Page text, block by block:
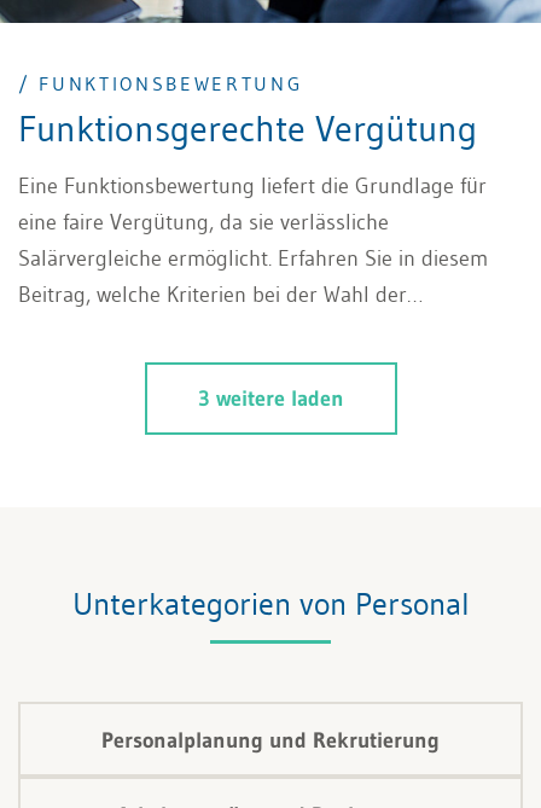
/ FUNKTIONSBEWERTUNG
Funktionsgerechte Vergütung
Eine Funktionsbewertung liefert die Grundlage für
eine faire Vergütung, da sie verlässliche
Salärvergleiche ermöglicht. Erfahren Sie in diesem
Beitrag, welche Kriterien bei der Wahl der
welche Faktoren es bei der Einführung zu beachten
3 weitere laden
Unterkategorien von Personal
Personalplanung und Rekrutierung